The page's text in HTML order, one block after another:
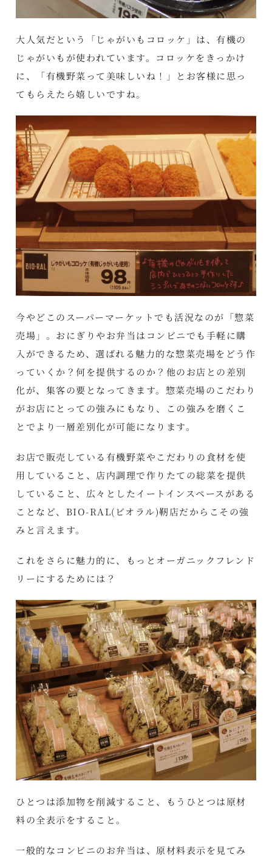
大人気だという「じゃがいもコロッケ」は、有機の
じゃがいもが使われています。コロッケをきっかけ
に、「有機野菜って美味しいね！」とお客様に思っ
てもらえたら嬉しいですね。
今やどこのスーパーマーケットでも活況なのが「惣菜
売場」。おにぎりやお弁当はコンビニでも手軽に購
入ができるため、選ばれる魅力的な惣菜売場をどう作
っていくか？何を提供するのか？他のお店との差別
化が、集客の要となってきます。惣菜売場のこだわり
がお店にとっての強みにもなり、この強みを磨くこ
とでより一層差別化が可能になります。
お店で販売している有機野菜やこだわりの食材を使
用していること、店内調理で作りたての総菜を提供
していること、広々としたイートインスペースがある
ことなど、BIO-RAL(ビオラル)靭店だからこその強
みと言えます。
これをさらに魅力的に、もっとオーガニックフレンド
リーにするためには？
ひとつは添加物を削減すること、もうひとつは原材
料の全表示をすること。
一般的なコンビニのお弁当は、原材料表示を見てみ